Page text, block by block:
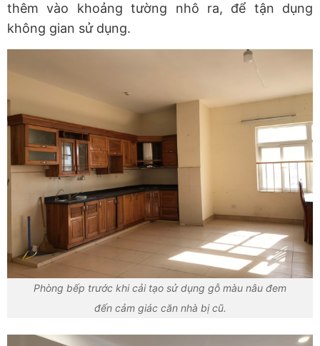
thêm vào khoảng tường nhô ra, để tận dụng
không gian sử dụng.
Phòng bếp trước khi cải tạo sử dụng gỗ màu nâu đem
đến cảm giác căn nhà bị cũ.